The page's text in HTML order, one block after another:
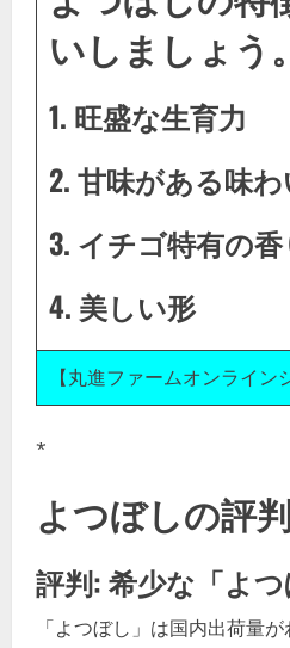
いしましょう。
1. 旺盛な生育力
2. 甘味がある味
3. イチゴ特有の香
4. 美しい形
【丸進ファームオンライン
*
よつぼしの評
評判: 希少な「よ
「よつぼし」は国内出荷量